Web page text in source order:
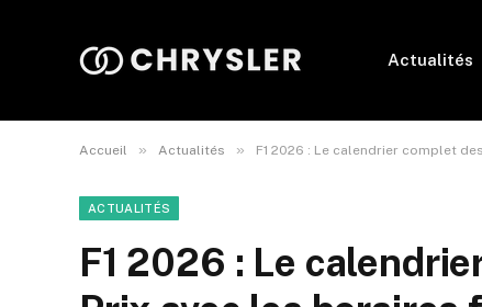
Actualités
Accueil » Actualités » F1 2026 : Le calendrier complet
ACTUALITÉS
F1 2026 : Le